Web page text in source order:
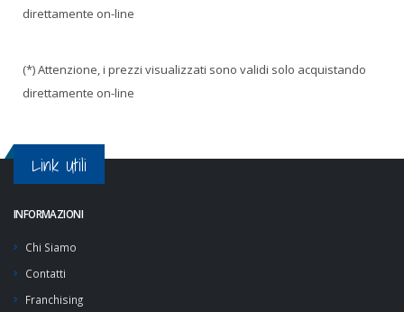
direttamente on-line
(*) Attenzione, i prezzi visualizzati sono validi solo acquistando
direttamente on-line
Link Utili
INFORMAZIONI
Chi Siamo
Contatti
Franchising